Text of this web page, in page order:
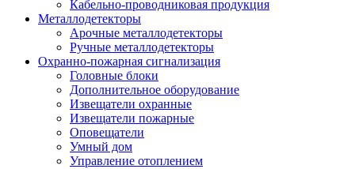
Кабельно-проводниковая продукция
Металлодетекторы
Арочные металлодетекторы
Ручные металлодетекторы
Охранно-пожарная сигнализация
Головные блоки
Дополнительное оборудование
Извещатели охранные
Извещатели пожарные
Оповещатели
Умный дом
Управление отоплением